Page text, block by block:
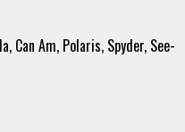
Can Am, Polaris, Spyder, See-